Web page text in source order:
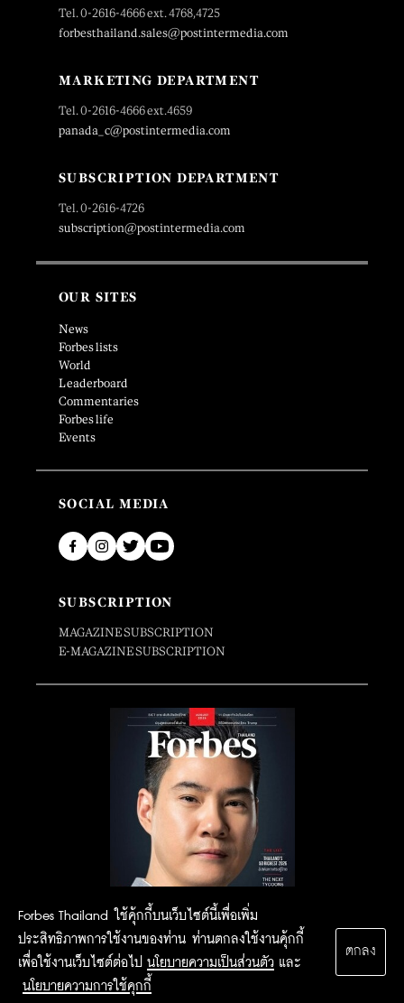
Forbes Thailand ใช้คุ้กกี้บนเว็บไซต์นี้เพื่อเพิ่ม
ประสิทธิภาพการใช้งานของท่าน ท่านตกลงใช้งานคุ้กกี้
เพื่อใช้งานเว็บไซต์ต่อไป นโยบายความเป็นส่วนตัว และ
นโยบายความการใช้คุกกี้
ตกลง
Tel. 0-2616-4666 ext. 4768,4725
forbesthailand.sales@postintermedia.com
MARKETING DEPARTMENT
Tel. 0-2616-4666 ext.4659
panada_c@postintermedia.com
SUBSCRIPTION DEPARTMENT
Tel. 0-2616-4726
subscription@postintermedia.com
OUR SITES
News
Forbes lists
World
Leaderboard
Commentaries
Forbes life
Events
SOCIAL MEDIA
SUBSCRIPTION
MAGAZINE SUBSCRIPTION
E-MAGAZINE SUBSCRIPTION
2015 Forbesthailand.com ALL RIGHTS RESERVED